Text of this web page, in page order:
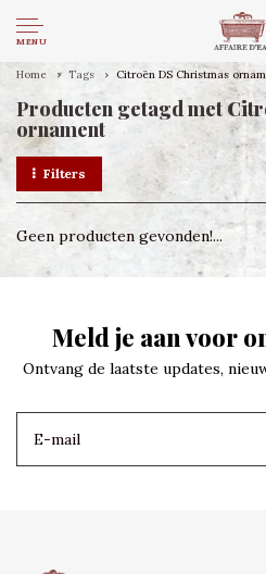
MENU
Home Tags Citroën DS Christmas
Producten getagd met
ornament
Filters
Geen producten gevonden!...
Meld je aan voor
Ontvang de laatste updates,